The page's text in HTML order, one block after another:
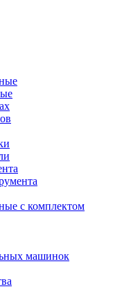
с комплектом
машинок